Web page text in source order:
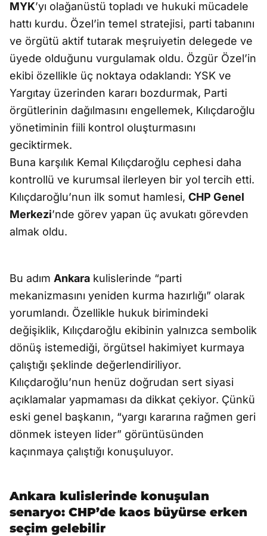
MYK’yı olağanüstü topladı ve hukuki mücadele
hattı kurdu. Özel’in temel stratejisi, parti tabanını
ve örgütü aktif tutarak meşruiyetin delegede ve
üyede olduğunu vurgulamak oldu. Özgür Özel’in
ekibi özellikle üç noktaya odaklandı: YSK ve
Yargıtay üzerinden kararı bozdurmak, Parti
örgütlerinin dağılmasını engellemek, Kılıçdaroğlu
yönetiminin fiili kontrol oluşturmasını
geciktirmek.
Buna karşılık Kemal Kılıçdaroğlu cephesi daha
kontrollü ve kurumsal ilerleyen bir yol tercih etti.
Kılıçdaroğlu’nun ilk somut hamlesi, CHP Genel
Merkezi’nde görev yapan üç avukatı görevden
almak oldu.
Bu adım Ankara kulislerinde “parti
mekanizmasını yeniden kurma hazırlığı” olarak
yorumlandı. Özellikle hukuk birimindeki
değişiklik, Kılıçdaroğlu ekibinin yalnızca sembolik
dönüş istemediği, örgütsel hakimiyet kurmaya
çalıştığı şeklinde değerlendiriliyor.
Kılıçdaroğlu’nun henüz doğrudan sert siyasi
açıklamalar yapmaması da dikkat çekiyor. Çünkü
eski genel başkanın, “yargı kararına rağmen geri
dönmek isteyen lider” görüntüsünden
kaçınmaya çalıştığı konuşuluyor.
Ankara kulislerinde konuşulan
senaryo: CHP’de kaos büyürse erken
seçim gelebilir